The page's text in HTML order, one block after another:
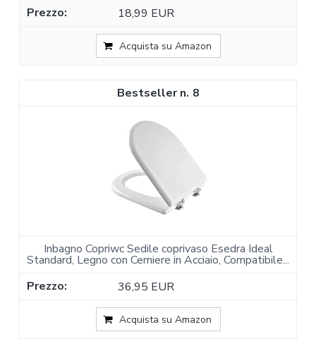
18,99 EUR
Acquista su Amazon
8
Inbagno Copriwc Sedile coprivaso Esedra Ideal
Standard, Legno con Cerniere in Acciaio, Compatibile...
36,95 EUR
Acquista su Amazon